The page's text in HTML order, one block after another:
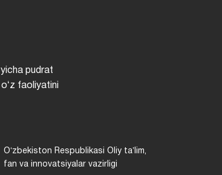
pudrat
faoliyatini
Oʻzbekiston Respublikasi Oliy taʼlim,
fan va innovatsiyalar vazirligi